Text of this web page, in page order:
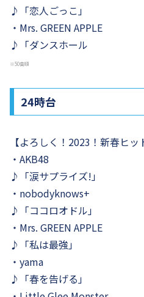
♪「恋人ごっこ」
・Mrs. GREEN APPLE
♪「ダンスホール
※50音順
24時台
【よろしく！2023！新春ヒッ
・AKB48
♪「涙サプライズ!」
・nobodyknows+
♪「ココロオドル」
・Mrs. GREEN APPLE
♪「私は最強」
・yama
♪「春を告げる」